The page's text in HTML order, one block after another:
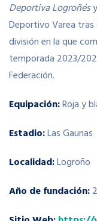
Deportiva Logroñés
Deportivo Varea tras
división en la que
temporada 2023/
Federación.
Equipación:Roja y
Estadio:Las Gaunas
Localidad:Logroño
Año de fundación: